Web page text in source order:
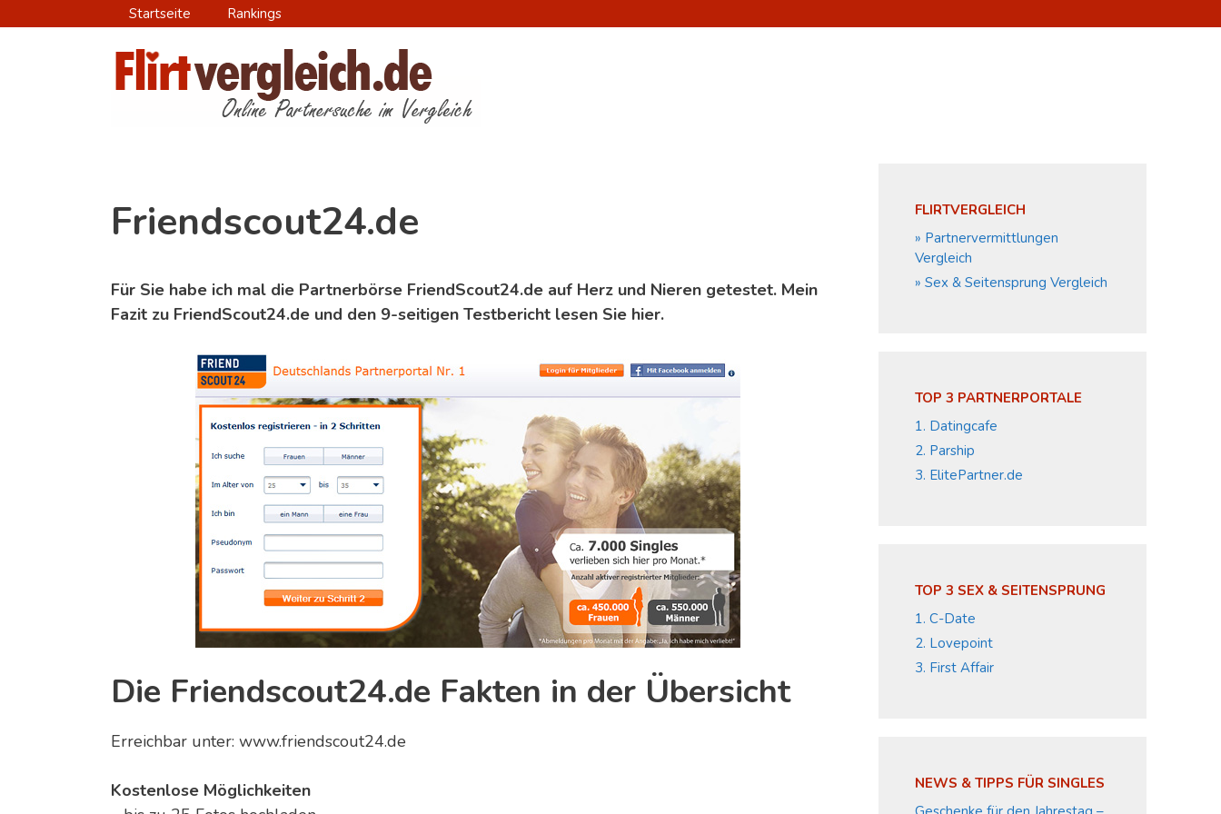
Startseite Rankings
Friendscout24.de
Für Sie habe ich mal die Partnerbörse FriendScout24.de auf Herz und Nieren getestet. Mein
Fazit zu FriendScout24.de und den 9-seitigen Testbericht lesen Sie hier.
Die Friendscout24.de Fakten in der Übersicht
Erreichbar unter: www.friendscout24.de
Kostenlose Möglichkeiten
FLIRTVERGLEICH
» Partnervermittlungen
Vergleich
» Sex & Seitensprung Vergleich
TOP 3 PARTNERPORTALE
1. Datingcafe
2. Parship
3. ElitePartner.de
TOP 3 SEX & SEITENSPRUNG
1. C-Date
2. Lovepoint
3. First Affair
NEWS & TIPPS FÜR SINGLES